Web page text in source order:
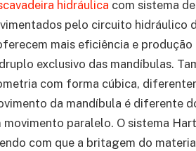
hidráulica com sistema
pelo circuito hidráulico
mais eficiência e
exclusivo das mandíbulas.
com forma cúbica,
da mandíbula é diferente
movimento paralelo. O sistema
com que a britagem do